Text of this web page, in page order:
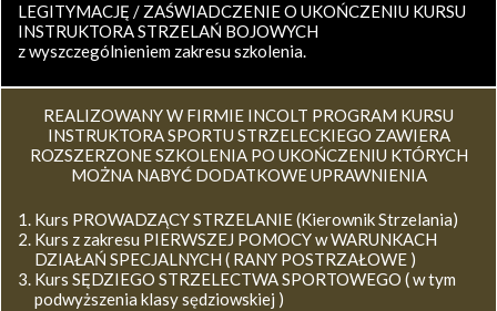
LEGITYMACJĘ / ZAŚWIADCZENIE O UKOŃCZENIU KURSU
INSTRUKTORA STRZELAŃ BOJOWYCH
z wyszczególnieniem zakresu szkolenia.
REALIZOWANY W FIRMIE INCOLT PROGRAM KURSU
INSTRUKTORA SPORTU STRZELECKIEGO ZAWIERA
ROZSZERZONE SZKOLENIA PO UKOŃCZENIU KTÓRYCH
MOŻNA NABYĆ DODATKOWE UPRAWNIENIA
Kurs PROWADZĄCY STRZELANIE (Kierownik Strzelania)
Kurs z zakresu PIERWSZEJ POMOCY w WARUNKACH
DZIAŁAŃ SPECJALNYCH ( RANY POSTRZAŁOWE )
Kurs SĘDZIEGO STRZELECTWA SPORTOWEGO ( w tym
podwyższenia klasy sędziowskiej )